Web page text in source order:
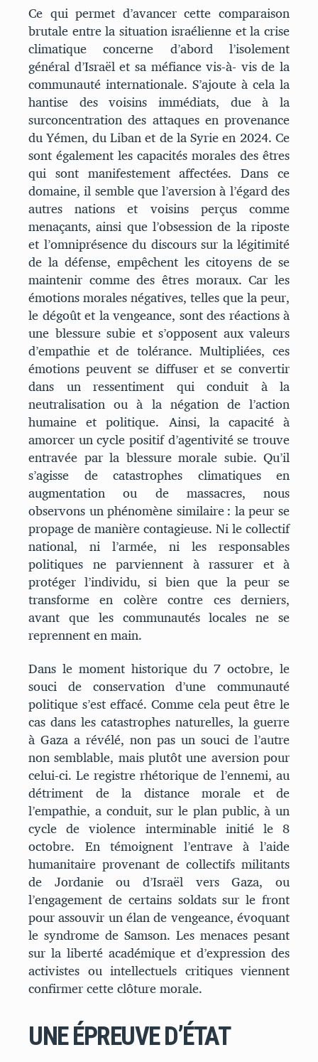
Ce qui permet d’avancer cette comparaison
brutale entre la situation israélienne et la crise
climatique concerne d’abord l’isolement
général d’Israël et sa méfiance vis-à- vis de la
communauté internationale. S’ajoute à cela la
hantise des voisins immédiats, due à la
surconcentration des attaques en provenance
du Yémen, du Liban et de la Syrie en 2024. Ce
sont également les capacités morales des êtres
qui sont manifestement affectées. Dans ce
domaine, il semble que l’aversion à l’égard des
autres nations et voisins perçus comme
menaçants, ainsi que l’obsession de la riposte
et l’omniprésence du discours sur la légitimité
de la défense, empêchent les citoyens de se
maintenir comme des êtres moraux. Car les
émotions morales négatives, telles que la peur,
le dégoût et la vengeance, sont des réactions à
une blessure subie et s’opposent aux valeurs
d’empathie et de tolérance. Multipliées, ces
émotions peuvent se diffuser et se convertir
dans un ressentiment qui conduit à la
neutralisation ou à la négation de l’action
humaine et politique. Ainsi, la capacité à
amorcer un cycle positif d’agentivité se trouve
entravée par la blessure morale subie. Qu’il
s’agisse de catastrophes climatiques en
augmentation ou de massacres, nous
observons un phénomène similaire : la peur se
propage de manière contagieuse. Ni le collectif
national, ni l’armée, ni les responsables
politiques ne parviennent à rassurer et à
protéger l’individu, si bien que la peur se
transforme en colère contre ces derniers,
avant que les communautés locales ne se
reprennent en main.
Dans le moment historique du 7 octobre, le
souci de conservation d’une communauté
politique s’est effacé. Comme cela peut être le
cas dans les catastrophes naturelles, la guerre
à Gaza a révélé, non pas un souci de l’autre
non semblable, mais plutôt une aversion pour
celui-ci. Le registre rhétorique de l’ennemi, au
détriment de la distance morale et de
l’empathie, a conduit, sur le plan public, à un
cycle de violence interminable initié le 8
octobre. En témoignent l’entrave à l’aide
humanitaire provenant de collectifs militants
de Jordanie ou d’Israël vers Gaza, ou
l’engagement de certains soldats sur le front
pour assouvir un élan de vengeance, évoquant
le syndrome de Samson. Les menaces pesant
sur la liberté académique et d’expression des
activistes ou intellectuels critiques viennent
confirmer cette clôture morale.
UNE ÉPREUVE D’ÉTAT